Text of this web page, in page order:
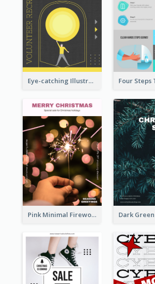
Eye-catching Illustration Illuminating Design Template
Pink Minimal Firework Christmas Sale Poster